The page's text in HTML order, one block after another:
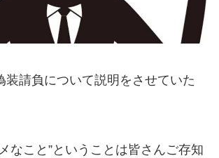
装請負について説明をさせていた
なこと”ということは皆さんご存知